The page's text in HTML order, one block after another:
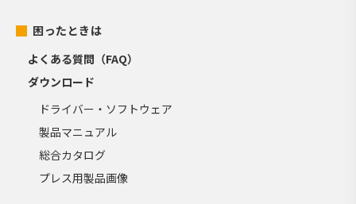
困ったときは
よくある質問（FAQ）
ダウンロード
ドライバー・ソフトウェア
製品マニュアル
総合カタログ
プレス用製品画像